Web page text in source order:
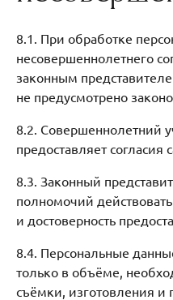
8.1. При обработке
несовершеннолетнего
законным
не предусмотрено
8.2. Совершеннолетний
предоставляет согласия
8.3. Законный
полномочий
и достоверность
8.4. Персональные
только в объёме,
съёмки, изготовления и